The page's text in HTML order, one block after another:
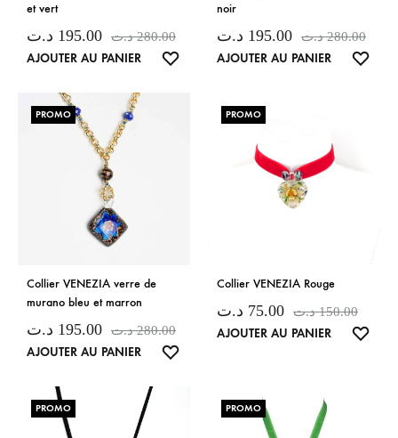
et vert
195.00 د.ت 280.00 د.ت
AJOUTER AU PANIER
noir
195.00 د.ت 280.00 د.ت
AJOUTER AU PANIER
PROMO
Collier VENEZIA verre de
murano bleu et marron
195.00 د.ت 280.00 د.ت
AJOUTER AU PANIER
PROMO
Collier VENEZIA Rouge
75.00 د.ت 150.00 د.ت
AJOUTER AU PANIER
PROMO PROMO